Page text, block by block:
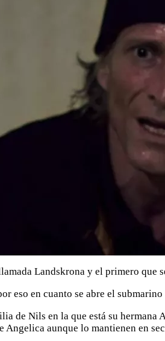
Landskrona y el primero
eso en cuanto se abre el
de Nils en la que está su
Angelica aunque lo mantienen en